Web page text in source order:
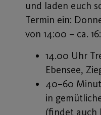
(findetauch
(flexible Pausen;
um 15:00 Uhr zu
SP Ebensee
15.00 Uhr
Kaffee und Tee
Teilnahme: Bitte